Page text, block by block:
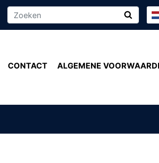
CONTACT ALGEMENE